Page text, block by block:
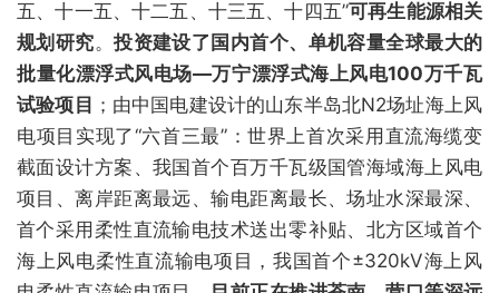
五、十一五、十二五、十三五、十四五”可再生能源相关
规划研究。投资建设了国内首个、单机容量全球最大的
批量化漂浮式风电场—万宁漂浮式海上风电100万千瓦
试验项目 ；由中国电建设计的山东半岛北N2场址海上风
电项目实现了“六首三最”：世界上首次采用直流海缆变
截面设计方案、我国首个百万千瓦级国管海域海上风电
项目、离岸距离最远、输电距离最长、场址水深最深、
首个采用柔性直流输电技术送出零补贴、北方区域首个
海上风电柔性直流输电项目，我国首个±320kV海上风